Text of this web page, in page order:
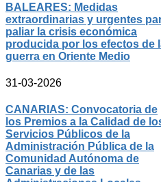
BALEARES: Medidas
extraordinarias y urgentes
paliar la crisis económica
producida por los efectos de
guerra en Oriente Medio
31-03-2026
CANARIAS: Convocatoria de
los Premios a la Calidad de
Servicios Públicos de la
Administración Pública de la
Comunidad Autónoma de
Canarias y de las